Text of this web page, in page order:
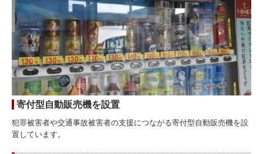
寄付型自動販売機を設置
犯罪被害者や交通事故被害者の支援につながる寄付型自動販売機を設
置しています。